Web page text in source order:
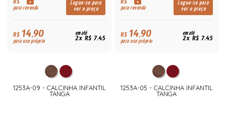
R$
para revenda
Logue-se para
ver o preço
R$14,90
para uso próprio
em até
2x R$ 7,45
1253A-09 - CALCINHA INFANTIL
TANGA
R$
para revenda
Logue-se para
ver o preço
R$14,90
para uso próprio
em até
2x R$ 7,45
1253A-05 - CALCINHA INFANTIL
TANGA